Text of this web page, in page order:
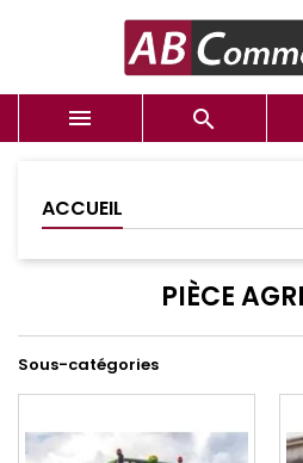
 
ACCUEIL
PIÈCE
Sous-catégories